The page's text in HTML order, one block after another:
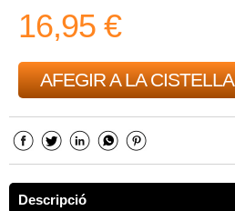
16,95 €
AFEGIR A LA CISTELLA
Descripció